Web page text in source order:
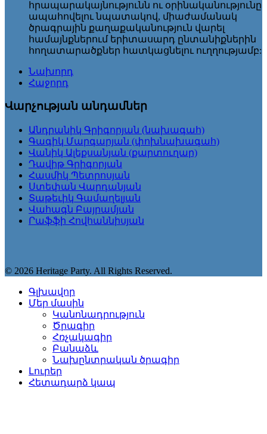
հրապարակայնությունն ու օրինականությունը
ապահովելու նպատակով, միաժամանակ
ծրագրային քաղաքականություն վարել
համայնքներում երիտասարդ ընտանիքներին
հողատարածքներ հատկացնելու ուղղությամբ:
Նախորդ
Հաջորդ
Վարչության անդամներ
Անդրանիկ Գրիգորյան (նախագահ)
Գագիկ Մարգարյան (փոխնախագահ)
Վանիկ Ալեքսանյան (քարտուղար)
Դավիթ Գրիգորյան
Հասմիկ Պետրոսյան
Ստեփան Վարդանյան
Տաթեւիկ Գամաղելյան
Վահագն Բայրամյան
Րաֆֆի Հովհաննիսյան
© 2026 Heritage Party. All Rights Reserved.
Գլխավոր
Մեր մասին
Կանոնադրություն
Ծրագիր
Հռչակագիր
Բանաձև
Նախընտրական ծրագիր
Լուրեր
Հետադարձ կապ